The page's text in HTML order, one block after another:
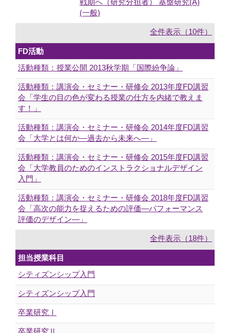
戦期へ（研究分担者） 基盤研究(A)
(一般)
全件表示（10件）
FD活動
活動種類：授業公開 2013秋学期「国際紛争論」
活動種類：講演会・セミナー・研修会 2013年度FD講習
会「学生の目の色が変わる授業の仕方を内緒で教えま
す！」
活動種類：講演会・セミナー・研修会 2014年度FD講習
会「大学とは何か―過去から未来へ―」
活動種類：講演会・セミナー・研修会 2015年度FD講習
会「大学教員のためのインストラクショナルデザイン
入門」
活動種類：講演会・セミナー・研修会 2018年度FD講習
会「高次の能力を捉えるための評価―パフォーマンス
評価のデザイン―」
全件表示（18件）
担当授業科目
シティズンシップ入門
シティズンシップ入門
卒業研究Ⅰ
卒業研究Ⅱ